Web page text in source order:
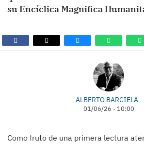
su Encíclica Magnifica
ALBERTO BARCIELA
01/06/26 - 10:00
Como fruto de una primera lectura